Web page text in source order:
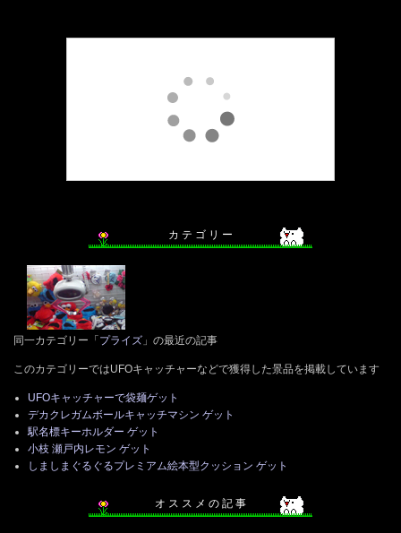
カ テ ゴ リ ー
同一カテゴリー「プライズ 」の最近の記事
このカテゴリーではUFOキャッチャーなどで獲得した景品を掲載しています
UFOキャッチャーで袋麺ゲット
デカクレガムボールキャッチマシン ゲット
駅名標キーホルダー ゲット
小枝 瀬戸内レモン ゲット
しましまぐるぐるプレミアム絵本型クッション ゲット
オ ス ス メ の 記 事